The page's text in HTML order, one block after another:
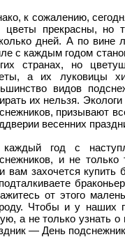
к сожалению,
цветы прекрасны, но
дней. А по вине
с каждым годом
странах, но
а их луковицы
видов
их нельзя.
призывают
весенних
год с
и не
вам захочется купить
от этого
Чтобы и у наших
а не только узнать о
— День